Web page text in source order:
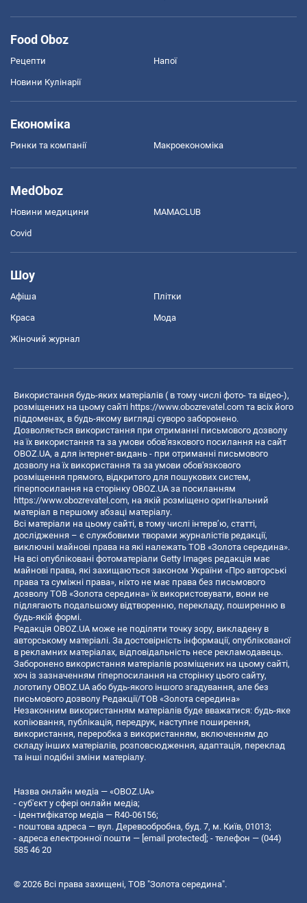
Food Oboz
Рецепти Напої
Новини Кулінарії
Економіка
Ринки та компанії Макроекономіка
MedOboz
Новини медицини MAMACLUB
Covid
Шоу
Афіша Плітки
Краса Мода
Жіночий журнал
Використання будь-яких матеріалів ( в тому числі фото- та відео-),
розміщених на цьому сайті https://www.obozrevatel.com та всіх його
піддоменах, в будь-якому вигляді суворо заборонено.
Дозволяється використання при отриманні письмового дозволу
на їх використання та за умови обов'язкового посилання на сайт
OBOZ.UA, а для інтернет-видань - при отриманні письмового
дозволу на їх використання та за умови обов'язкового
розміщення прямого, відкритого для пошукових систем,
гіперпосилання на сторінку OBOZ.UA за посиланням
https://www.obozrevatel.com, на якій розміщено оригінальний
матеріал в першому абзаці матеріалу.
Всі матеріали на цьому сайті, в тому числі інтерв’ю, статті,
дослідження – є службовими творами журналістів редакції,
виключні майнові права на які належать ТОВ «Золота середина».
На всі опубліковані фотоматеріали Getty Images редакція має
майнові права, які захищаються законом України «Про авторські
права та суміжні права», ніхто не має права без письмового
дозволу ТОВ «Золота середина» їх використовувати, вони не
підлягають подальшому відтворенню, перекладу, поширенню в
будь-якій формі.
Редакція OBOZ.UA може не поділяти точку зору, викладену в
авторському матеріалі. За достовірність інформації, опублікованої
в рекламних матеріалах, відповідальність несе рекламодавець.
Заборонено використання матеріалів розміщених на цьому сайті,
хоч із зазначенням гіперпосилання на сторінку цього сайту,
логотипу OBOZ.UA або будь-якого іншого згадування, але без
письмового дозволу Редакції/ТОВ «Золота середина»
Незаконним використанням матеріалів буде вважатися: будь-яке
копiювання, публiкацiя, передрук, наступне поширення,
використання, переробка з використанням, включенням до
складу інших матеріалів, розповсюдження, адаптація, переклад
та інші подібні зміни матеріалу.
Назва онлайн медіа — «OBOZ.UA»
- суб'єкт у сфері онлайн медіа;
- ідентифікатор медіа — R40-06156;
- поштова адреса — вул. Деревообробна, буд. 7, м. Київ, 01013;
- адреса електронної пошти — [email protected]; - телефон — (044)
585 46 20
© 2026 Всі права захищені, ТОВ "Золота середина".